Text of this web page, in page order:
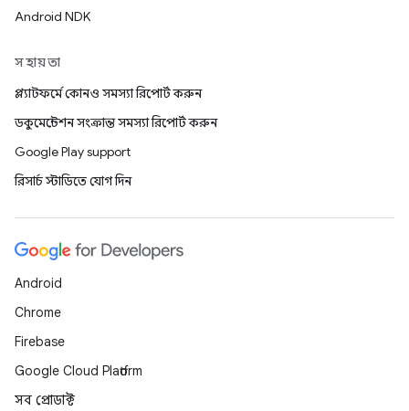
Android NDK
সহায়তা
প্ল্যাটফর্মে কোনও সমস্যা রিপোর্ট করুন
ডকুমেন্টেশন সংক্রান্ত সমস্যা রিপোর্ট করুন
Google Play support
রিসার্চ স্টাডিতে যোগ দিন
Android
Chrome
Firebase
Google Cloud Platform
সব প্রোডাক্ট